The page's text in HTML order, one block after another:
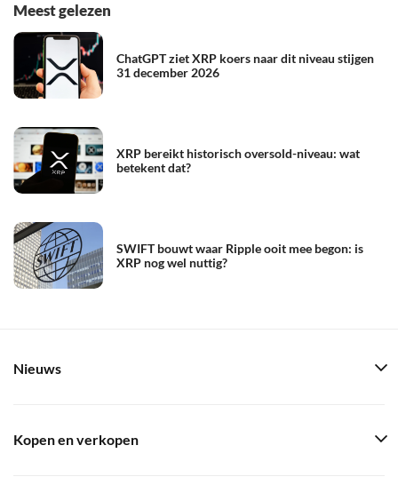
Meest gelezen
ChatGPT ziet XRP koers naar dit niveau stijgen
31 december 2026
XRP bereikt historisch oversold-niveau: wat
betekent dat?
SWIFT bouwt waar Ripple ooit mee begon: is
XRP nog wel nuttig?
Nieuws
Kopen en verkopen